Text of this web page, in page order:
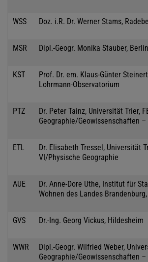
WSS Doz. i.R. Dr. Werner Stams,
MSR Dipl.-Geogr. Monika Stauber, Berlin
KST
Prof. Dr. em. Klaus-Günter
Lohrmann-Observatorium
PTZ
Dr. Peter Tainz, Universität Trier,
Geographie/Geowissenschaften
ETL
Dr. Elisabeth Tressel, Universität
VI/Physische Geographie
AUE
Dr. Anne-Dore Uthe, Institut für
Wohnen des Landes
GVS Dr.-Ing. Georg Vickus, Hildesheim
WWR
Dipl.-Geogr. Wilfried Weber,
Geographie/Geowissenschaften